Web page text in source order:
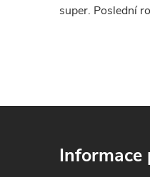
super. Poslední
Informace